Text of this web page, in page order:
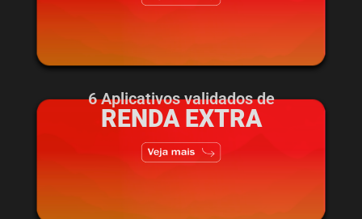
6 Aplicativos validados de
RENDA EXTRA